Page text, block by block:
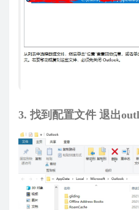
3. 找到配置文件 退出